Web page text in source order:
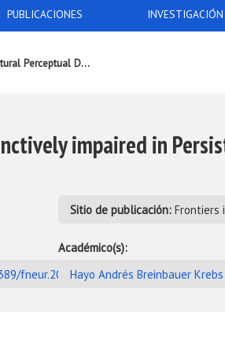
PUBLICACIONES INVESTIGACIÓN
Perceptual D...
impaired in
Sitio de publicación:Frontiers
fneur.2019.01361/full
Académico(s):
Hayo Andrés Breinbauer Krebs